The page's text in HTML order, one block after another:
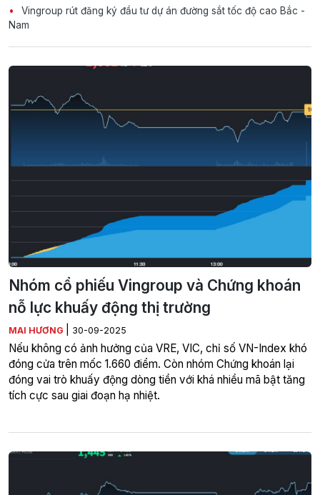
Vingroup rút đăng ký đầu tư dự án đường sắt tốc độ cao Bắc -
Nam
Nhóm cổ phiếu Vingroup và Chứng khoán
nỗ lực khuấy động thị trường
MAI HƯƠNG 30-09-2025
Nếu không có ảnh hưởng của VRE, VIC, chỉ số VN-Index khó
đóng cửa trên mốc 1.660 điểm. Còn nhóm Chứng khoán lại
đóng vai trò khuấy động dòng tiền với khá nhiều mã bật tăng
tích cực sau giai đoạn hạ nhiệt.